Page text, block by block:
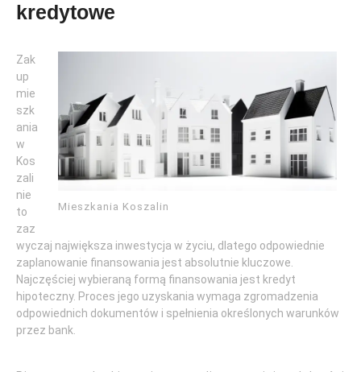
kredytowe
Mieszkania Koszalin
Zak
up
mie
szk
ania
w
Kos
zali
nie
to
zaz
wyczaj największa inwestycja w życiu, dlatego odpowiednie
zaplanowanie finansowania jest absolutnie kluczowe.
Najczęściej wybieraną formą finansowania jest kredyt
hipoteczny. Proces jego uzyskania wymaga zgromadzenia
odpowiednich dokumentów i spełnienia określonych warunków
przez bank.